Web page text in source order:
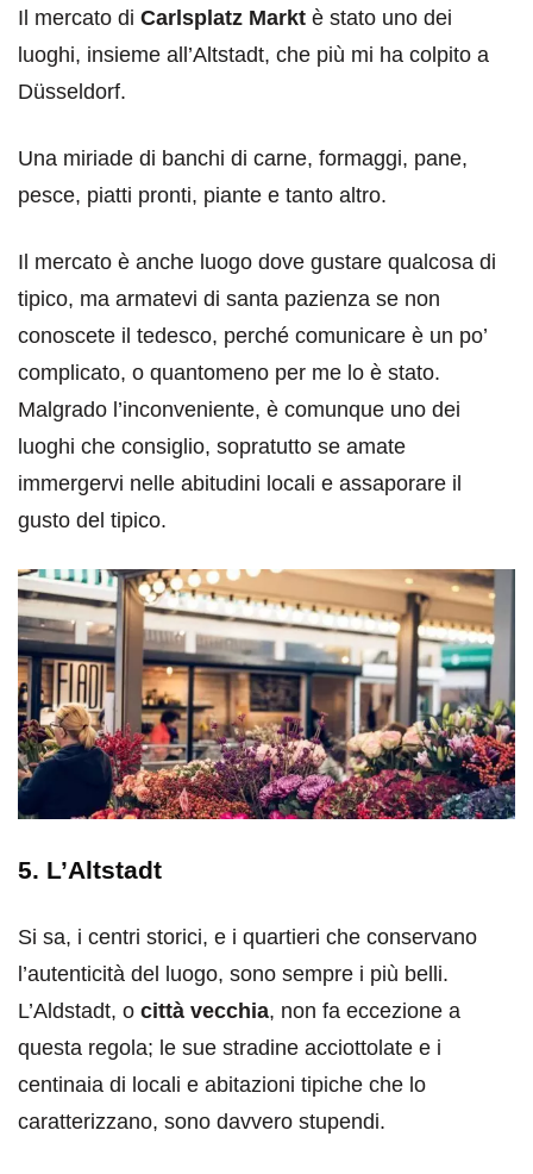
Il mercato di Carlsplatz Markt è stato uno dei
luoghi, insieme all’Altstadt, che più mi ha colpito a
Düsseldorf.
Una miriade di banchi di carne, formaggi, pane,
pesce, piatti pronti, piante e tanto altro.
Il mercato è anche luogo dove gustare qualcosa di
tipico, ma armatevi di santa pazienza se non
conoscete il tedesco, perché comunicare è un po’
complicato, o quantomeno per me lo è stato.
Malgrado l’inconveniente, è comunque uno dei
luoghi che consiglio, sopratutto se amate
immergervi nelle abitudini locali e assaporare il
gusto del tipico.
5. L’Altstadt
Si sa, i centri storici, e i quartieri che conservano
l’autenticità del luogo, sono sempre i più belli.
L’Aldstadt, o città vecchia, non fa eccezione a
questa regola; le sue stradine acciottolate e i
centinaia di locali e abitazioni tipiche che lo
caratterizzano, sono davvero stupendi.